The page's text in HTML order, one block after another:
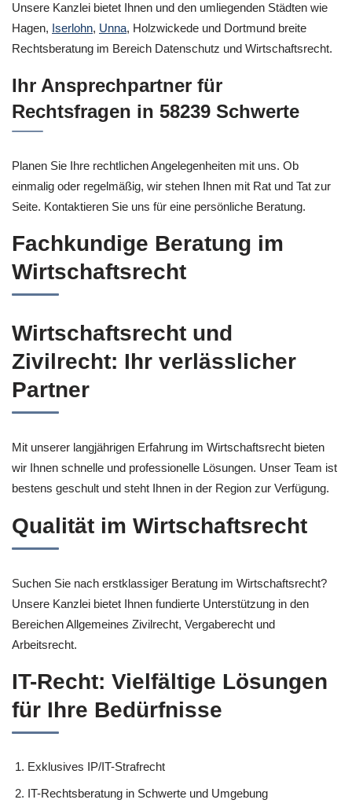
Unsere Kanzlei bietet Ihnen und den umliegenden Städten wie
Hagen, Iserlohn, Unna, Holzwickede und Dortmund breite
Rechtsberatung im Bereich Datenschutz und Wirtschaftsrecht.
Ihr Ansprechpartner für
Rechtsfragen in 58239 Schwerte
Planen Sie Ihre rechtlichen Angelegenheiten mit uns. Ob
einmalig oder regelmäßig, wir stehen Ihnen mit Rat und Tat zur
Seite. Kontaktieren Sie uns für eine persönliche Beratung.
Fachkundige Beratung im
Wirtschaftsrecht
Wirtschaftsrecht und
Zivilrecht: Ihr verlässlicher
Partner
Mit unserer langjährigen Erfahrung im Wirtschaftsrecht bieten
wir Ihnen schnelle und professionelle Lösungen. Unser Team ist
bestens geschult und steht Ihnen in der Region zur Verfügung.
Qualität im Wirtschaftsrecht
Suchen Sie nach erstklassiger Beratung im Wirtschaftsrecht?
Unsere Kanzlei bietet Ihnen fundierte Unterstützung in den
Bereichen Allgemeines Zivilrecht, Vergaberecht und
Arbeitsrecht.
IT-Recht: Vielfältige Lösungen
für Ihre Bedürfnisse
Exklusives IP/IT-Strafrecht
IT-Rechtsberatung in Schwerte und Umgebung